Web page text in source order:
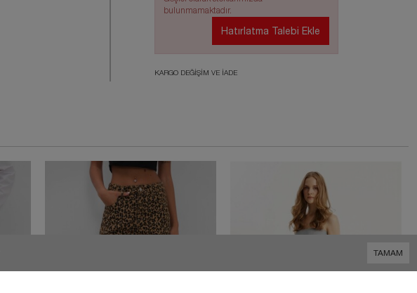
bulunmamaktadır.
Hatırlatma Talebi Ekle
KARGO DEĞİŞİM VE İADE
TAMAM